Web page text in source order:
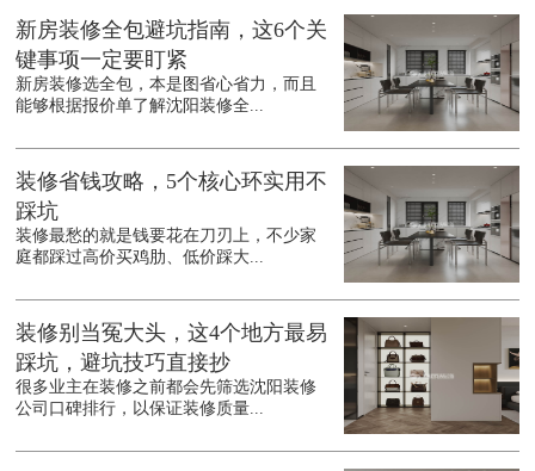
新房装修全包避坑指南，这6个关
键事项一定要盯紧
新房装修选全包，本是图省心省力，而且
能够根据报价单了解沈阳装修全...
装修省钱攻略，5个核心环实用不
踩坑
装修最愁的就是钱要花在刀刃上，不少家
庭都踩过高价买鸡肋、低价踩大...
装修别当冤大头，这4个地方最易
踩坑，避坑技巧直接抄
很多业主在装修之前都会先筛选沈阳装修
公司口碑排行，以保证装修质量...